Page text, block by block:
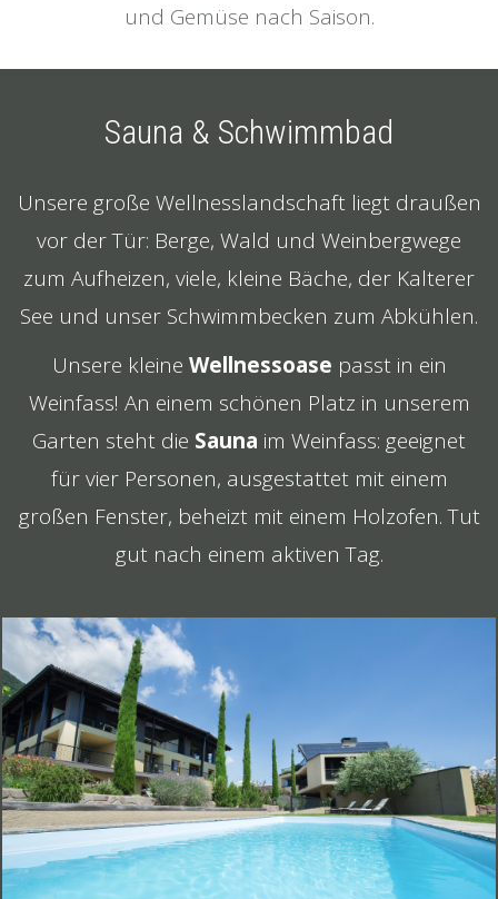
und Gemüse nach Saison.
Sauna & Schwimmbad
Unsere große Wellnesslandschaft liegt draußen
vor der Tür: Berge, Wald und Weinbergwege
zum Aufheizen, viele, kleine Bäche, der Kalterer
See und unser Schwimmbecken zum Abkühlen.
Unsere kleine Wellnessoase passt in ein
Weinfass! An einem schönen Platz in unserem
Garten steht die Sauna im Weinfass: geeignet
für vier Personen, ausgestattet mit einem
großen Fenster, beheizt mit einem Holzofen. Tut
gut nach einem aktiven Tag.